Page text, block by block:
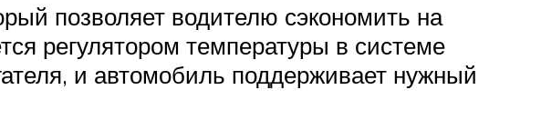
позволяет водителю сэкономить на
регулятором температуры в системе
и автомобиль поддерживает нужный